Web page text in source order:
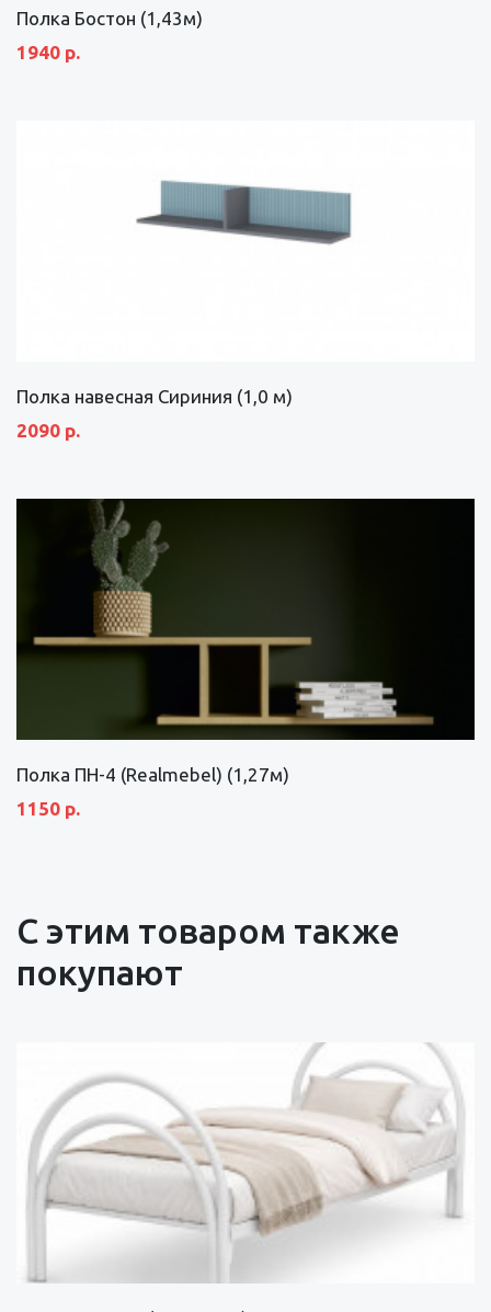
Полка Бостон (1,43м)
1940 р.
Полка навесная Сириния (1,0 м)
2090 р.
Полка ПН-4 (Realmebel) (1,27м)
1150 р.
С этим товаром также
покупают